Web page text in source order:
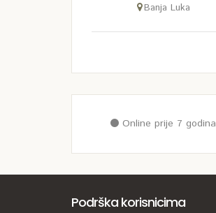
Banja Luka
Online prije 7 godina
Podrška korisnicima